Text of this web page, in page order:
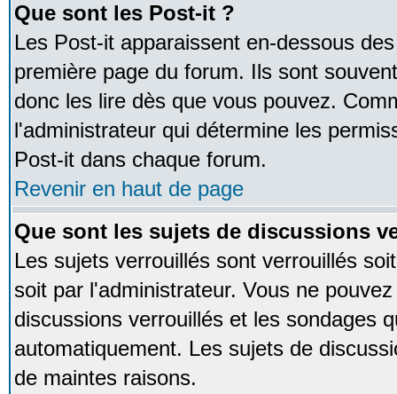
Que sont les Post-it ?
Les Post-it apparaissent en-dessous
première page du forum. Ils sont
donc les lire dès que vous pouvez.
l'administrateur qui détermine les
Post-it dans chaque forum.
Revenir en haut de page
Que sont les sujets de discussions
Les sujets verrouillés sont verrouillés
soit par l'administrateur. Vous ne
discussions verrouillés et les sondages
automatiquement. Les sujets de
de maintes raisons.